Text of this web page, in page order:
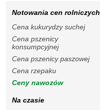
Notowania cen rolniczych
Cena kukurydzy suchej
Cena pszenicy
konsumpcyjnej
Cena pszenicy paszowej
Cena rzepaku
Ceny nawozów
Na czasie